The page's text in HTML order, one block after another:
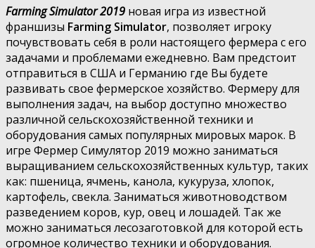
Farming Simulator 2019 новая игра из известной
франшизы Farming Simulator, позволяет игроку
почувствовать себя в роли настоящего фермера с его
задачами и проблемами ежедневно. Вам предстоит
отправиться в США и Германию где Вы будете
развивать свое фермерское хозяйство. Фермеру для
выполнения задач, на выбор доступно множество
различной сельскохозяйственной техники и
оборудования самых популярных мировых марок. В
игре Фермер Симулятор 2019 можно заниматься
выращиванием сельскохозяйственных культур, таких
как: пшеница, ячмень, канола, кукуруза, хлопок,
картофель, свекла. Заниматься животноводством
разведением коров, кур, овец и лошадей. Так же
можно заниматься лесозаготовкой для которой есть
огромное количество техники и оборудования.